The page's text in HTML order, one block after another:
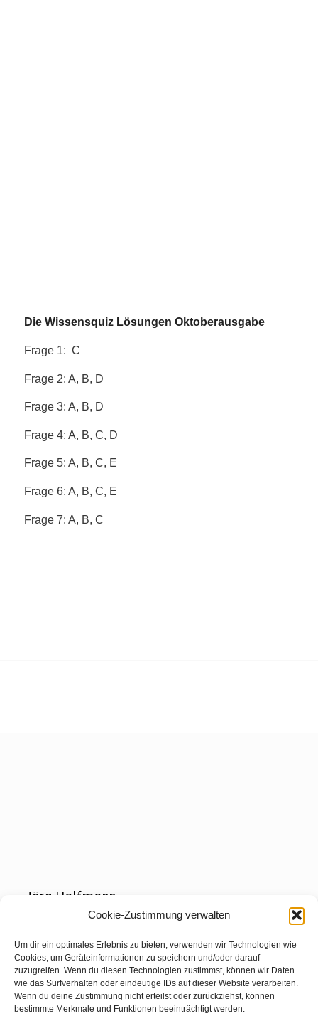
Cookie-Zustimmung verwalten
Um dir ein optimales Erlebnis zu bieten, verwenden wir Technologien wie
Cookies, um Geräteinformationen zu speichern und/oder darauf
zuzugreifen. Wenn du diesen Technologien zustimmst, können wir Daten
wie das Surfverhalten oder eindeutige IDs auf dieser Website verarbeiten.
Wenn du deine Zustimmung nicht erteilst oder zurückziehst, können
bestimmte Merkmale und Funktionen beeinträchtigt werden.
Die Wissensquiz Lösungen Oktoberausgabe
Frage 1: C
Frage 2: A, B, D
Frage 3: A, B, D
Frage 4: A, B, C, D
Frage 5: A, B, C, E
Frage 6: A, B, C, E
Frage 7: A, B, C
Jörg Halfmann
Zeche Scharnhorst 16
44328 Dortmund
Tel.: 0231-99334268
Fax: 0231-2413380
info@joerghalfmann.de